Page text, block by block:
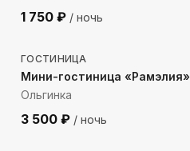
1 750 ₽ / ночь
988 м до моря
ГОСТИНИЦА
Мини-гостиница «Рамэлия»
Ольгинка
3 500 ₽ / ночь
616м до моря